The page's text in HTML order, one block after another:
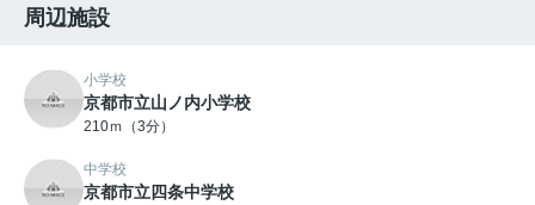
周辺施設
小学校
京都市立山ノ内小学校
210ｍ（3分）
中学校
京都市立四条中学校